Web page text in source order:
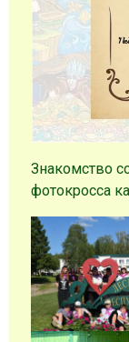
Знакомство
фотокросса